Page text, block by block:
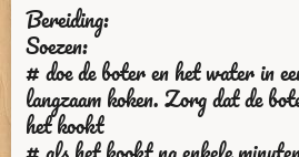
Bereiding:
Soezen:
# doe de boter en het water in
langzaam koken. Zorg dat de
het kookt